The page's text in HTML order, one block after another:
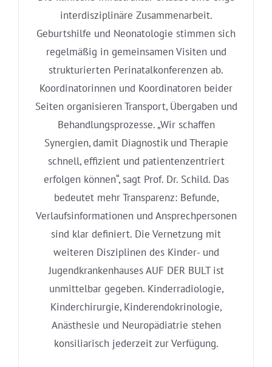
interdisziplinäre Zusammenarbeit.
Geburtshilfe und Neonatologie stimmen sich
regelmäßig in gemeinsamen Visiten und
strukturierten Perinatalkonferenzen ab.
Koordinatorinnen und Koordinatoren beider
Seiten organisieren Transport, Übergaben und
Behandlungsprozesse. „Wir schaffen
Synergien, damit Diagnostik und Therapie
schnell, effizient und patientenzentriert
erfolgen können“, sagt Prof. Dr. Schild. Das
bedeutet mehr Transparenz: Befunde,
Verlaufsinformationen und Ansprechpersonen
sind klar definiert. Die Vernetzung mit
weiteren Disziplinen des Kinder- und
Jugendkrankenhauses AUF DER BULT ist
unmittelbar gegeben. Kinderradiologie,
Kinderchirurgie, Kinderendokrinologie,
Anästhesie und Neuropädiatrie stehen
konsiliarisch jederzeit zur Verfügung.